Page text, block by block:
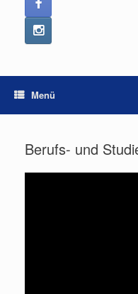
Menü
Berufs- und